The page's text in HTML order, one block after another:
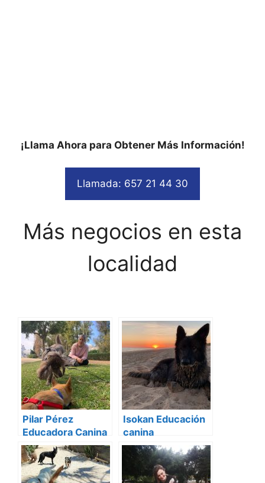
¡Llama Ahora para Obtener Más Información!
Llamada: 657 21 44 30
Más negocios en esta
localidad
Pilar Pérez
Educadora Canina
Isokan Educación
canina